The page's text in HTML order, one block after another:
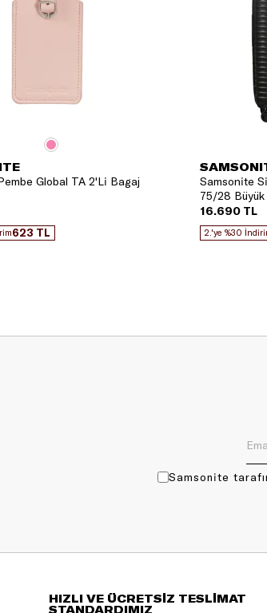
Global TA 2'Li Bagaj
623 TL
Samsonite
75/28
16.690 TL
2.'ye %30
Samsonite
HIZLI VE ÜCRETSİZ TESLİMAT
STANDARDIMIZ